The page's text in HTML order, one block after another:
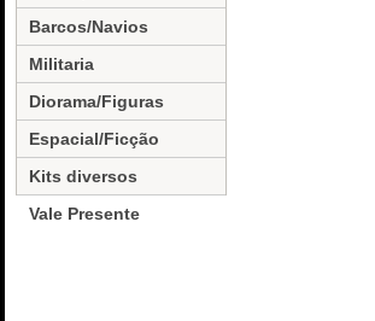
Barcos/Navios
Militaria
Diorama/Figuras
Espacial/Ficção
Kits diversos
Vale Presente